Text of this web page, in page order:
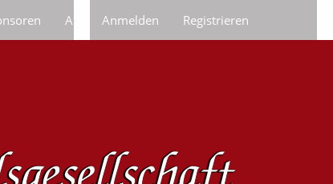
Anfragen/Bestellungen
Anmelden Registrieren